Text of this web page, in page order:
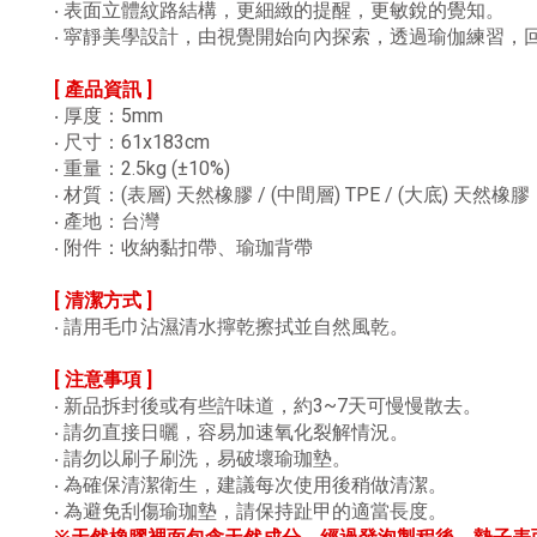
‧ 表面立體紋路結構，更細緻的提醒，更敏銳的覺知。
‧ 寜靜美學設計，由視覺開始向內探索，透過瑜伽練
[ 產品資訊 ]
‧ 厚度：5mm
‧ 尺寸：61x183cm
‧ 重量：2.5kg (±10%)
‧ 材質：(表層) 天然橡膠 / (中間層) TPE / (大底) 天然橡膠
‧ 產地：台灣
‧ 附件：收納黏扣帶、瑜珈背帶
[ 清潔方式 ]
‧ 請用毛巾沾濕清水擰乾擦拭並自然風乾。
[ 注意事項 ]
‧ 新品拆封後或有些許味道，約3~7天可慢慢散去。
‧ 請勿直接日曬，容易加速氧化裂解情況。
‧ 請勿以刷子刷洗，易破壞瑜珈墊。
‧ 為確保清潔衛生，建議每次使用後稍做清潔。
‧ 為避免刮傷瑜珈墊，請保持趾甲的適當長度。